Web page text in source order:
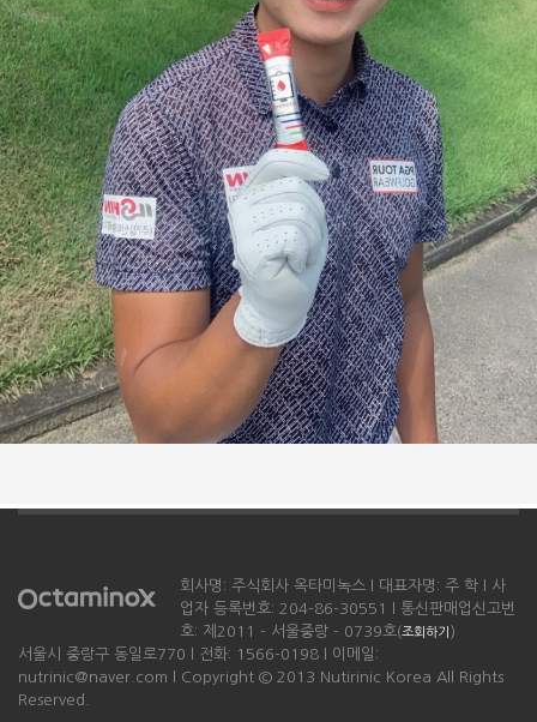
회사명: 주식회사 옥타미녹스 l 대표자명: 주 학 l 사
업자 등록번호: 204-86-30551 l 통신판매업신고번
호: 제2011 - 서울중랑 - 0739호(조회하기 )
서울시 중랑구 동일로770 l 전화: 1566-0198 l 이메일:
nutrinic@naver.com l Copyright © 2013 Nutirinic Korea All Rights
Reserved.